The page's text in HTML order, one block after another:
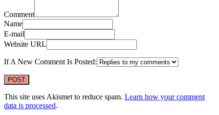
Comment
Name
E-mail
Website URL
If A New Comment Is Posted:
This site uses Akismet to reduce spam. Learn how your comment
data is processed.